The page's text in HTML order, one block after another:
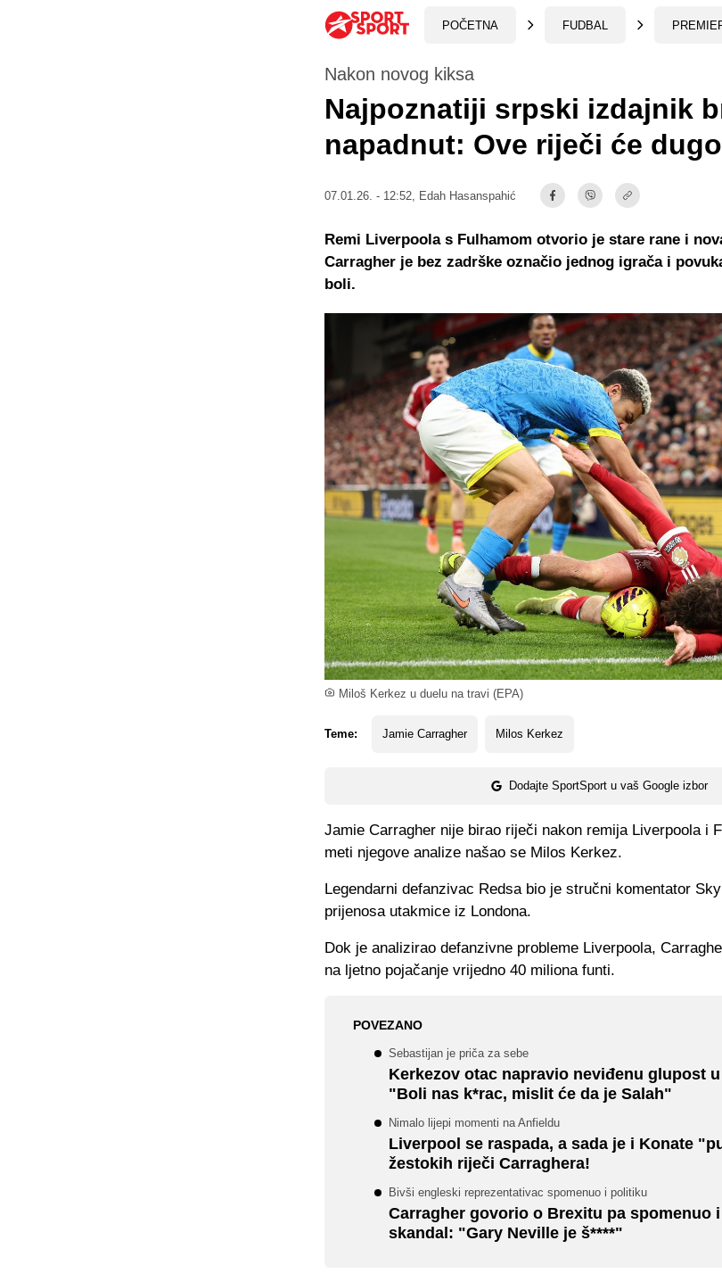
POČETNA FUDBAL
Miloš Kerkez u duelu na travi (EPA)
Nakon novog kiksa
Najpoznatiji srpski izdajnik
napadnut: Ove riječi će
07.01.26. - 12:52, Edah Hasanspahić
Teme: Jamie Carragher Milos Kerkez
Dodajte SportSport u vaš Google izbor
Remi Liverpoola s Fulhamom otvorio je stare rane i
Carragher je bez zadrške označio jednog igrača i
boli.
Jamie Carragher nije birao riječi nakon remija Liverpoola i
meti njegove analize našao se Milos Kerkez.
Legendarni defanzivac Redsa bio je stručni komentator
prijenosa utakmice iz Londona.
Dok je analizirao defanzivne probleme Liverpoola,
na ljetno pojačanje vrijedno 40 miliona funti.
POVEZANO
Sebastijan je priča za sebe
Kerkezov otac napravio neviđenu glupost
"Boli nas k*rac, mislit će da je Salah"
Nimalo lijepi momenti na Anfieldu
Liverpool se raspada, a sada je i Konate
žestokih riječi Carraghera!
Bivši engleski reprezentativac spomenuo i politiku
Carragher govorio o Brexitu pa spomenuo
skandal: "Gary Neville je š****"